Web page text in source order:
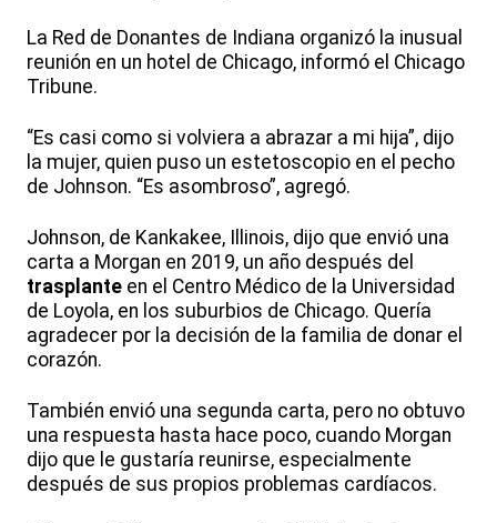
La Red de Donantes de Indiana organizó la inusual
reunión en un hotel de Chicago, informó el Chicago
Tribune.
“Es casi como si volviera a abrazar a mi hija”, dijo
la mujer, quien puso un estetoscopio en el pecho
de Johnson. “Es asombroso”, agregó.
Johnson, de Kankakee, Illinois, dijo que envió una
carta a Morgan en 2019, un año después del
trasplante en el Centro Médico de la Universidad
de Loyola, en los suburbios de Chicago. Quería
agradecer por la decisión de la familia de donar el
corazón.
También envió una segunda carta, pero no obtuvo
una respuesta hasta hace poco, cuando Morgan
dijo que le gustaría reunirse, especialmente
después de sus propios problemas cardíacos.